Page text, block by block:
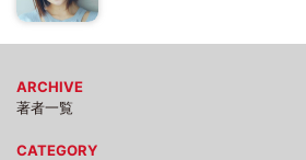
ARCHIVE
著者一覧
CATEGORY